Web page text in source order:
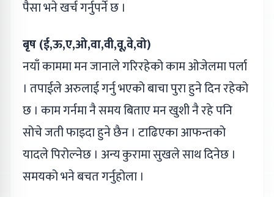
पैसा भने खर्च गर्नुपर्ने छ ।
बृष (ई,ऊ,ए,ओ,वा,वी,वू,वे,वो)
नयाँ काममा मन जानाले गरिरहेको काम ओजेलमा पर्ला
। तपाईले अरुलाई गर्नु भएको बाचा पुरा हुने दिन रहेको
छ । काम गर्नमा नै समय बिताए मन खुशी नै रहे पनि
सोचे जती फाइदा हुने छैन । टाढिएका आफन्तको
यादले पिरोल्नेछ । अन्य कुरामा सुखले साथ दिनेछ ।
समयको भने बचत गर्नुहोला ।